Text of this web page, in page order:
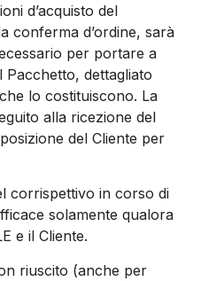
d’acquisto del
conferma d’ordine, sarà
per portare a
Pacchetto, dettagliato
lo costituiscono. La
alla ricezione del
del Cliente per
corrispettivo in corso di
solamente qualora
e il Cliente.
riuscito (anche per